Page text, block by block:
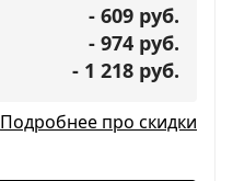
- 609 руб.
- 974 руб.
- 1 218 руб.
Подробнее про скидки